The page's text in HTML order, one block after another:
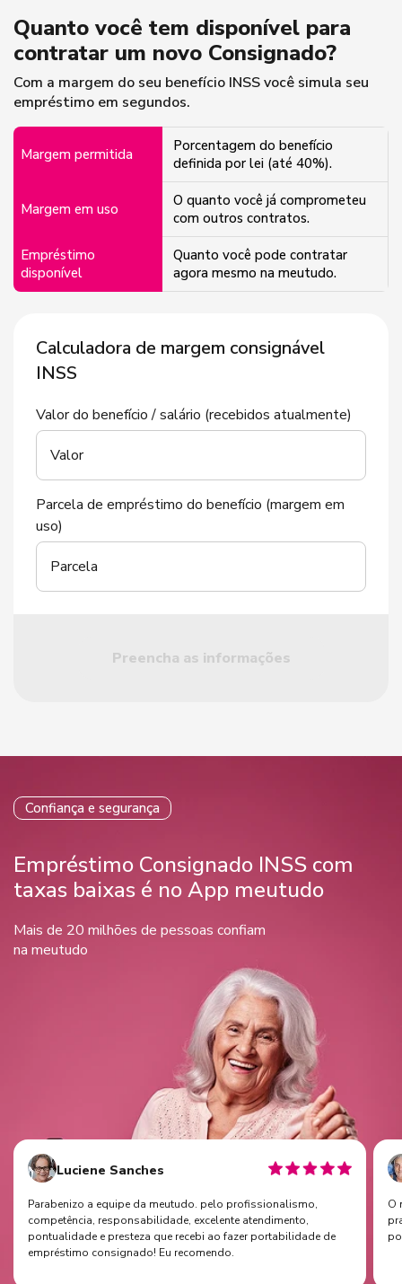
Quanto você tem disponível para
contratar um novo Consignado?
Com a margem do seu benefício INSS você simula seu
empréstimo em segundos.
Margem permitida
Porcentagem do benefício
definida por lei (até 40%).
Margem em uso
O quanto você já comprometeu
com outros contratos.
Empréstimo
disponível
Quanto você pode contratar
agora mesmo na meutudo.
Calculadora de margem consignável
INSS
Valor do benefício / salário (recebidos atualmente)
Valor
Parcela de empréstimo do benefício (margem em
uso)
Parcela
Preencha as informações
Confiança e segurança
Empréstimo Consignado INSS com
taxas baixas é no App meutudo
Mais de 20 milhões de pessoas confiam
na meutudo
Luciene Sanches
Parabenizo a equipe da meutudo. pelo profissionalismo,
competência, responsabilidade, excelente atendimento,
pontualidade e presteza que recebi ao fazer portabilidade de
empréstimo consignado! Eu recomendo.
O